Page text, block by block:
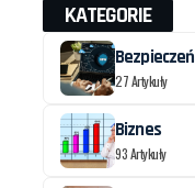
KATEGORIE
27 Artykuły
Biznes
93 Artykuły